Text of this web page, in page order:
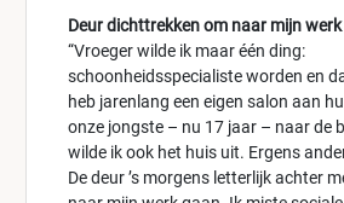
Deur dichttrekken om naar mijn
“Vroeger wilde ik maar één ding:
schoonheidsspecialiste worden en
heb jarenlang een eigen salon aan
onze jongste – nu 17 jaar – naar de
wilde ik ook het huis uit. Ergens
De deur ’s morgens letterlijk achter